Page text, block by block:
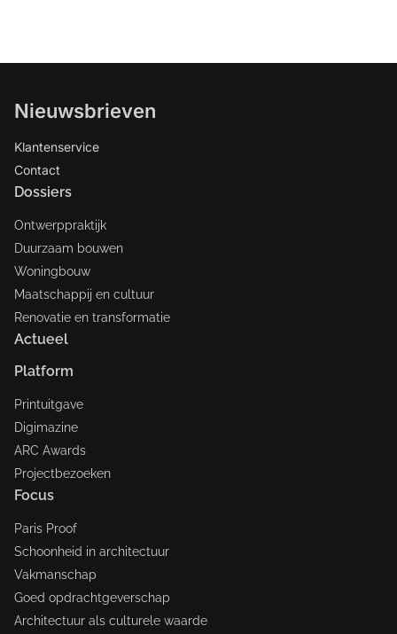
Nieuwsbrieven
Klantenservice
Contact
Dossiers
Ontwerppraktijk
Duurzaam bouwen
Woningbouw
Maatschappij en cultuur
Renovatie en transformatie
Actueel
Platform
Printuitgave
Digimazine
ARC Awards
Projectbezoeken
Focus
Paris Proof
Schoonheid in architectuur
Vakmanschap
Goed opdrachtgeverschap
Architectuur als culturele waarde